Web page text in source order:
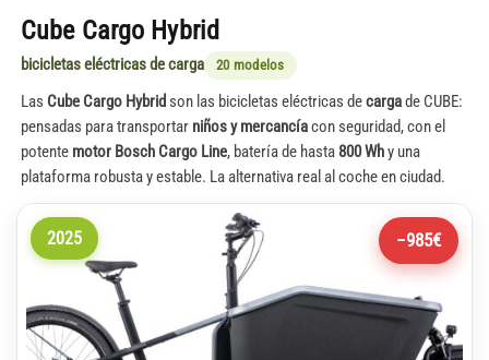
Cube Cargo Hybrid
bicicletas eléctricas de carga 20 modelos
Las Cube Cargo Hybrid son las bicicletas eléctricas decargade CUBE:
pensadas para transportar niños y mercancíacon seguridad, con el
potente motor Bosch Cargo Line, batería de hasta 800 Why una
plataforma robusta y estable. La alternativa real al coche en ciudad.
2025 −985€